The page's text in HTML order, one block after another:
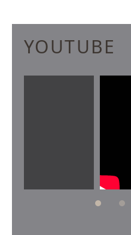
YOUTUBE